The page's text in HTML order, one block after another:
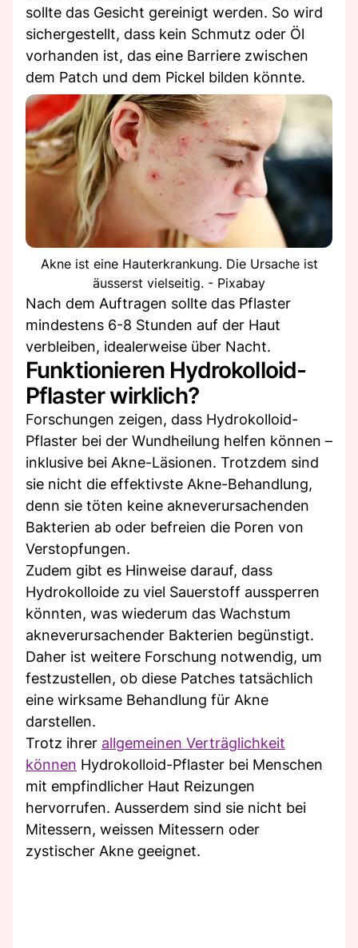
sollte das Gesicht gereinigt werden. So wird
sichergestellt, dass kein Schmutz oder Öl
vorhanden ist, das eine Barriere zwischen
dem Patch und dem Pickel bilden könnte.
Akne ist eine Hauterkrankung. Die Ursache ist
äusserst vielseitig. - Pixabay
Nach dem Auftragen sollte das Pflaster
mindestens 6-8 Stunden auf der Haut
verbleiben, idealerweise über Nacht.
Funktionieren Hydrokolloid-
Pflaster wirklich?
Forschungen zeigen, dass Hydrokolloid-
Pflaster bei der Wundheilung helfen können –
inklusive bei Akne-Läsionen. Trotzdem sind
sie nicht die effektivste Akne-Behandlung,
denn sie töten keine akneverursachenden
Bakterien ab oder befreien die Poren von
Verstopfungen.
Zudem gibt es Hinweise darauf, dass
Hydrokolloide zu viel Sauerstoff aussperren
könnten, was wiederum das Wachstum
akneverursachender Bakterien begünstigt.
Daher ist weitere Forschung notwendig, um
festzustellen, ob diese Patches tatsächlich
eine wirksame Behandlung für Akne
darstellen.
Trotz ihrer allgemeinen Verträglichkeit
können Hydrokolloid-Pflaster bei Menschen
mit empfindlicher Haut Reizungen
hervorrufen. Ausserdem sind sie nicht bei
Mitessern, weissen Mitessern oder
zystischer Akne geeignet.